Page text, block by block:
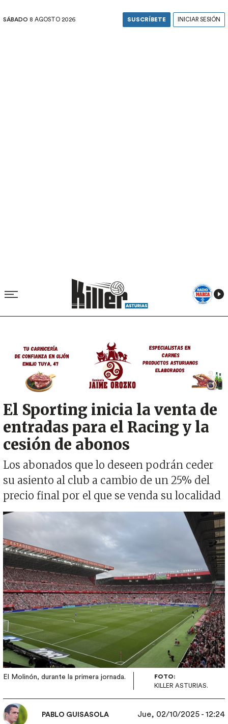
SÁBADO 8 AGOSTO 2026 SUSCRÍBETE INICIAR SESIÓN
Image
El Sporting inicia la venta de
entradas para el Racing y la
cesión de abonos
Los abonados que lo deseen podrán ceder
su asiento al club a cambio de un 25% del
precio final por el que se venda su localidad
Imagen
El Molinón, durante la primera jornada.
FOTO:
KILLER ASTURIAS.
PABLO GUISASOLA Jue, 02/10/2025 - 12:24